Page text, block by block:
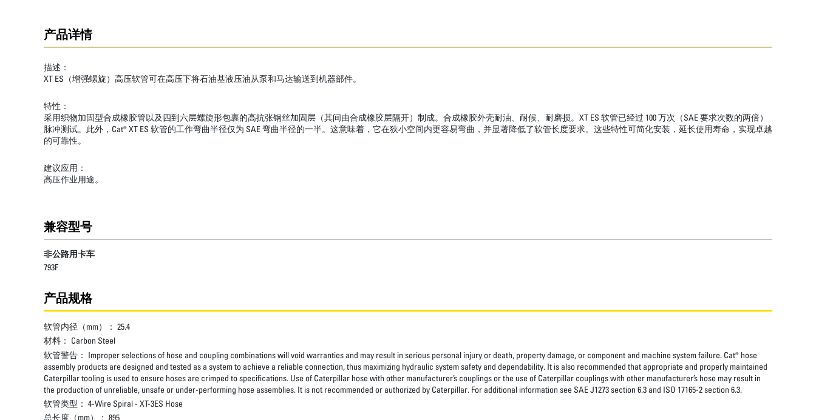
产品详情
描述：
XT ES（增强螺旋）高压软管可在高压下将石油基液压油从泵和马达输送到机器部件。
特性：
采用织物加固型合成橡胶管以及四到六层螺旋形包裹的高抗张钢丝加固层（其间由合成橡胶层隔开）制成。合成橡胶外壳耐油、耐候、耐磨损。XT ES 软管已经过 100 万次（SAE 要求次数的两倍）
脉冲测试。此外，Cat® XT ES 软管的工作弯曲半径仅为 SAE 弯曲半径的一半。这意味着，它在狭小空间内更容易弯曲，并显著降低了软管长度要求。这些特性可简化安装，延长使用寿命，实现卓越
的可靠性。
建议应用：
高压作业用途。
兼容型号
非公路用卡车
793F
产品规格
软管内径（mm）： 25.4
材料： Carbon Steel
软管警告： Improper selections of hose and coupling combinations will void warranties and may result in serious personal injury or death, property damage, or component and machine system failure. Cat® hose
assembly products are designed and tested as a system to achieve a reliable connection, thus maximizing hydraulic system safety and dependability. It is also recommended that appropriate and properly maintained
Caterpillar tooling is used to ensure hoses are crimped to specifications. Use of Caterpillar hose with other manufacturer’s couplings or the use of Caterpillar couplings with other manufacturer’s hose may result in
the production of unreliable, unsafe or under-performing hose assemblies. It is not recommended or authorized by Caterpillar. For additional information see SAE J1273 section 6.3 and ISO 17165-2 section 6.3.
软管类型： 4-Wire Spiral - XT-3ES Hose
总长度（mm）： 895